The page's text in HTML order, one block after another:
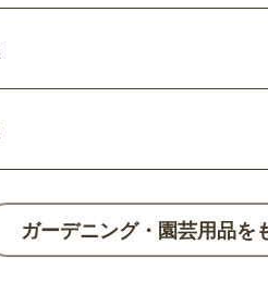
ガーデニング・園芸用品を